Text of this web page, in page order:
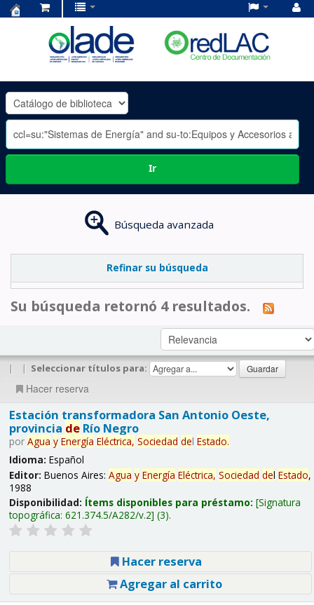
OLADE
-
Ir
Búsqueda avanzada
Refinar su búsqueda
Su búsqueda retornó 4 resultados.
| | Seleccionar títulos para:
Hacer reserva
Estación transformadora San Antonio Oeste,
provincia deRío Negro
por Agua y Energía Eléctrica, Sociedad del Estado.
Idioma: Español
Editor: Buenos Aires: Agua y Energía Eléctrica, Sociedad del Estado,
1988
Disponibilidad: Ítems disponibles para préstamo: Signatura
topográfica: 621.374.5/A282/v.2 (3).
Hacer reserva
Agregar al carrito